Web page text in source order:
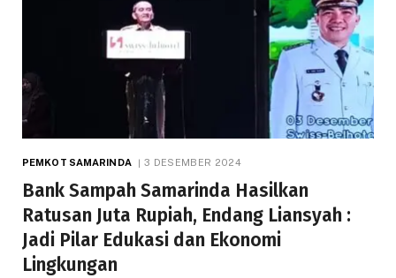
PEMKOT SAMARINDA 3 DESEMBER 2024
Bank Sampah Samarinda Hasilkan
Ratusan Juta Rupiah, Endang Liansyah :
Jadi Pilar Edukasi dan Ekonomi
Lingkungan